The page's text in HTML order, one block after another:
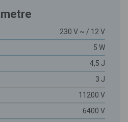
230 V ~ / 12 V
5 W
4,5 J
3 J
11200 V
6400 V